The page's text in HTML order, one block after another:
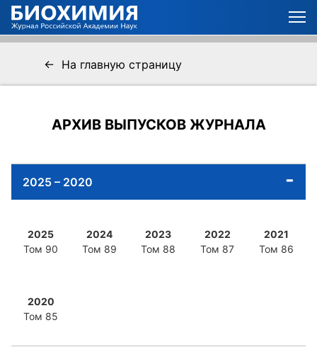
← На главную страницу
АРХИВ ВЫПУСКОВ ЖУРНАЛА
2025 – 2020
2025
Том 90
2024
Том 89
2023
Том 88
2022
Том 87
2021
Том 86
2020
Том 85